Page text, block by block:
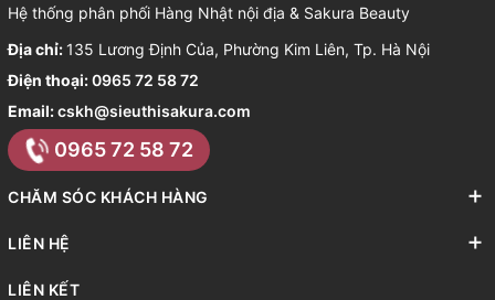
Hệ thống phân phối Hàng Nhật nội địa & Sakura Beauty
Địa chỉ: 135 Lương Định Của, Phường Kim Liên, Tp. Hà Nội
Điện thoại:0965 72 58 72
Email:cskh@sieuthisakura.com
0965 72 58 72
CHĂM SÓC KHÁCH HÀNG
LIÊN HỆ
LIÊN KẾT